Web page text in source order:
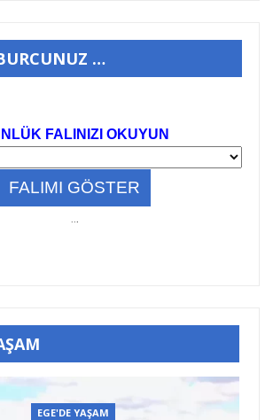
…
FALINIZI OKUYUN
...
EGE'DE YAŞAM